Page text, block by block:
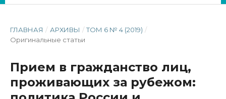
ГЛАВНАЯ / АРХИВЫ / ТОМ 6 № 4 (2019) /
Оригинальные статьи
Прием в гражданство лиц,
проживающих за рубежом: